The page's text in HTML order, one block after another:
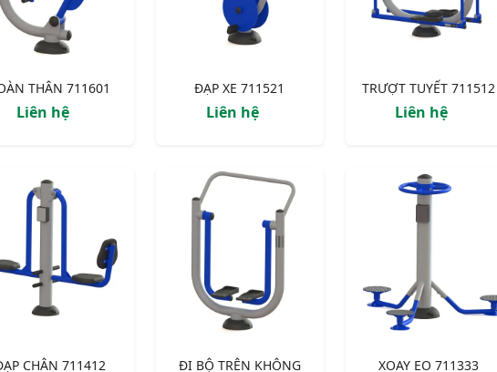
THÂN 711601
Liên hệ
ĐẠP XE 711521
Liên hệ
TRƯỢT TUYẾT 711512
Liên hệ
CHÂN 711412
ĐI BỘ TRÊN KHÔNG
XOAY EO 711333